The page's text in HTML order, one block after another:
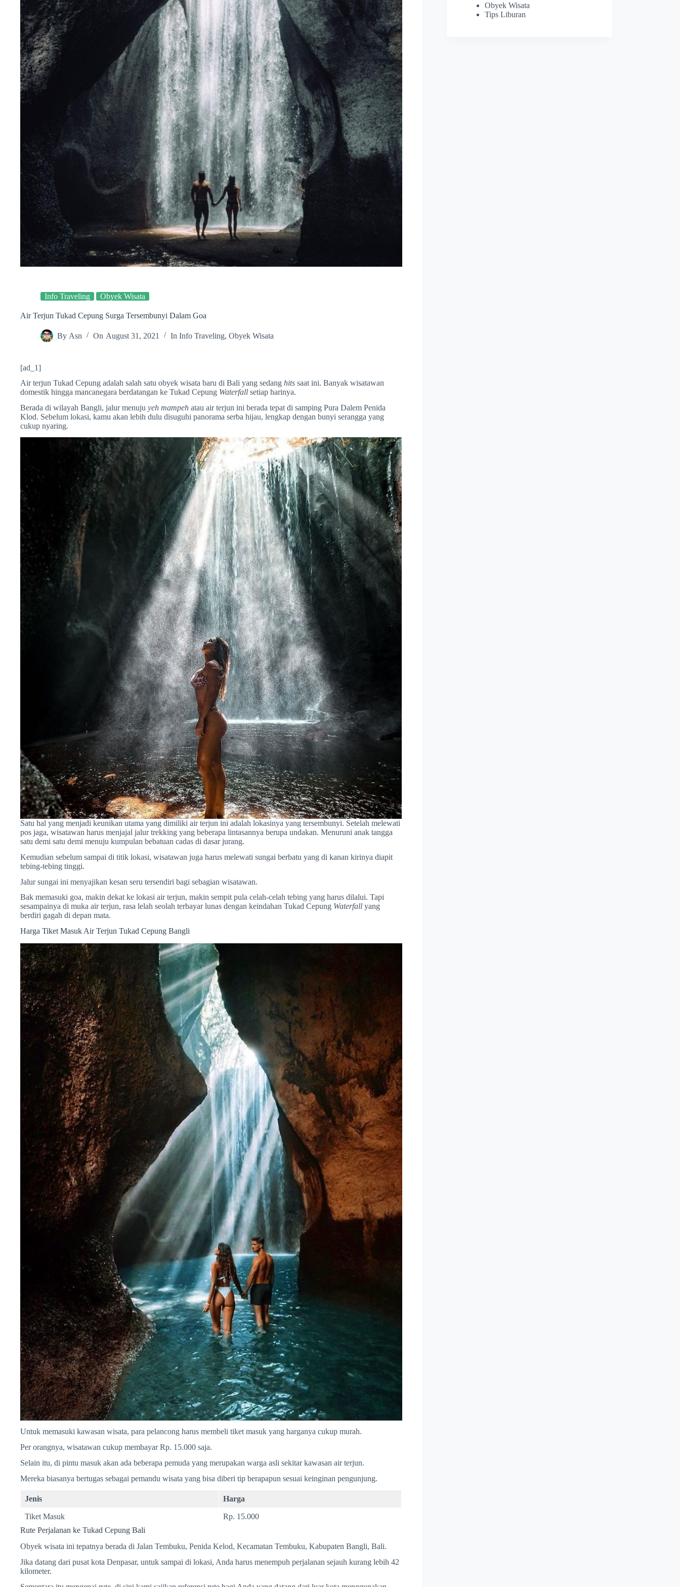
Info Traveling Obyek Wisata
Air Terjun Tukad Cepung Surga Tersembunyi Dalam Goa
By Asn On August 31, 2021 In Info Traveling, Obyek Wisata
[ad_1]
Air terjun Tukad Cepung adalah salah satu obyek wisata baru di Bali yang sedang hits saat ini. Banyak wisatawan
domestik hingga mancanegara berdatangan ke Tukad Cepung Waterfall setiap harinya.
Berada di wilayah Bangli, jalur menuju yeh mampeh atau air terjun ini berada tepat di samping Pura Dalem Penida
Klod. Sebelum lokasi, kamu akan lebih dulu disuguhi panorama serba hijau, lengkap dengan bunyi serangga yang
cukup nyaring.
Satu hal yang menjadi keunikan utama yang dimiliki air terjun ini adalah lokasinya yang tersembunyi. Setelah melewati
pos jaga, wisatawan harus menjajal jalur trekking yang beberapa lintasannya berupa undakan. Menuruni anak tangga
satu demi satu demi menuju kumpulan bebatuan cadas di dasar jurang.
Kemudian sebelum sampai di titik lokasi, wisatawan juga harus melewati sungai berbatu yang di kanan kirinya diapit
tebing-tebing tinggi.
Jalur sungai ini menyajikan kesan seru tersendiri bagi sebagian wisatawan.
Bak memasuki goa, makin dekat ke lokasi air terjun, makin sempit pula celah-celah tebing yang harus dilalui. Tapi
sesampainya di muka air terjun, rasa lelah seolah terbayar lunas dengan keindahan Tukad Cepung Waterfall yang
berdiri gagah di depan mata.
Harga Tiket Masuk Air Terjun Tukad Cepung Bangli
Untuk memasuki kawasan wisata, para pelancong harus membeli tiket masuk yang harganya cukup murah.
Per orangnya, wisatawan cukup membayar Rp. 15.000 saja.
Selain itu, di pintu masuk akan ada beberapa pemuda yang merupakan warga asli sekitar kawasan air terjun.
Mereka biasanya bertugas sebagai pemandu wisata yang bisa diberi tip berapapun sesuai keinginan pengunjung.
Jenis Harga
Tiket Masuk
Rp. 15.000
Rute Perjalanan ke Tukad Cepung Bali
Obyek wisata ini tepatnya berada di Jalan Tembuku, Penida Kelod, Kecamatan Tembuku, Kabupaten Bangli, Bali.
Jika datang dari pusat kota Denpasar, untuk sampai di lokasi, Anda harus menempuh perjalanan sejauh kurang lebih 42
kilometer.
Obyek Wisata
Tips Liburan